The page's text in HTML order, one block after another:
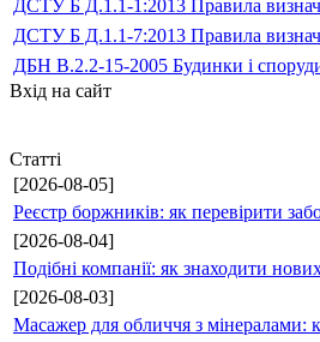
ДСТУ Б Д.1.1-1:2013 Правила
ДСТУ Б Д.1.1-7:2013 Правила
ДБН В.2.2-15-2005 Будинки і
Вхід на сайт
Статті
[2026-08-05]
Реєстр боржників: як перевірити
[2026-08-04]
Подібні компанії: як знаходити
[2026-08-03]
Масажер для обличчя з мінералами: